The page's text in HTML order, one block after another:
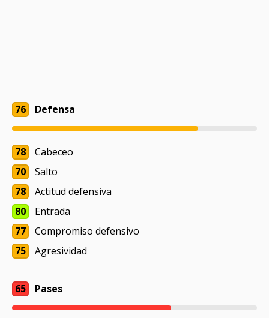
76 Defensa
78
Cabeceo
70
Salto
78
Actitud defensiva
80
Entrada
77
Compromiso defensivo
75
Agresividad
65 Pases